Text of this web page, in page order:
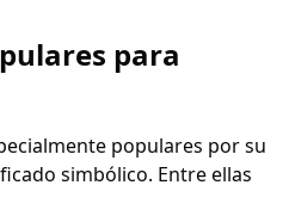
para
populares por su
simbólico. Entre ellas